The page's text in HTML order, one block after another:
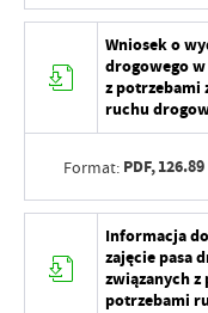
Wniosek o
drogowego
z potrzebami
ruchu
Format: PDF,
Informacja
zajęcie pasa
związanych
potrzebami